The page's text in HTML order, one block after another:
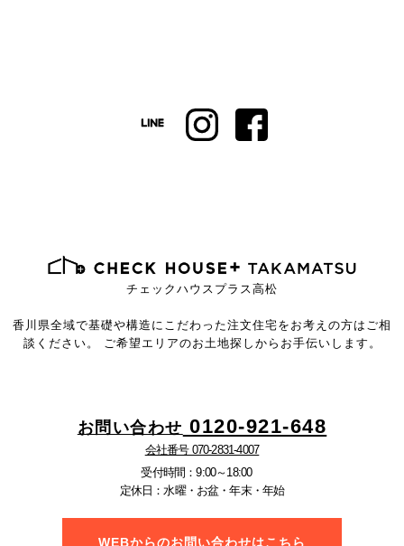
チェックハウスプラス高松
香川県全域で基礎や構造にこだわった注文住宅を お考えの方はご相
談ください。
ご希望エリアのお土地探しからお手伝いします。
お問い合わせ 0120-921-648
会社番号 070-2831-4007
受付時間：9:00～18:00
定休日：水曜・お盆・年末・年始
WEBからのお問い合わせはこちら